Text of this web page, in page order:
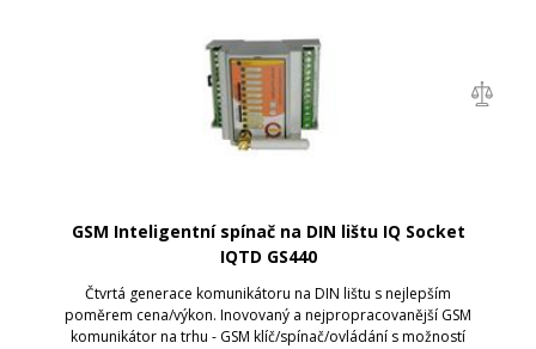
GSM Inteligentní spínač na DIN lištu IQ Socket
IQTD GS440
Čtvrtá generace komunikátoru na DIN lištu s nejlepším
poměrem cena/výkon. Inovovaný a nejpropracovanější GSM
komunikátor na trhu - GSM klíč/spínač/ovládání s možností